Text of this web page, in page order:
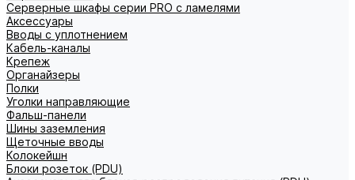
Серверные шкафы серии PRO с ламелями
Аксессуары
Вводы с уплотнением
Кабель-каналы
Крепеж
Органайзеры
Полки
Уголки направляющие
Фальш-панели
Шины заземления
Щеточные вводы
Колокейшн
Блоки розеток (PDU)